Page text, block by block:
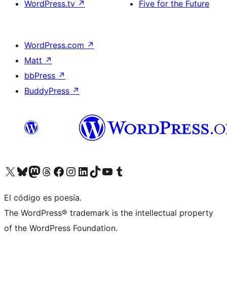
WordPress.tv ↗
Five for the Future
WordPress.com ↗
Matt ↗
bbPress ↗
BuddyPress ↗
Visita nuestra cuenta de X (anteriormente Twitter)
Visita nuestra cuenta de Bluesky
Visita nuestra cuenta de Mastodon
Visita nuestra cuenta de Threads
Visita nuestra página de Facebook
Visita nuestra cuenta de Instagram
Visita nuestra cuenta de LinkedIn
Visita nuestra cuenta de TikTok
Visita nuestro canal de YouTube
Visita nuestra cuenta de Tumblr
El código es poesía.
The WordPress® trademark is the intellectual property
of the WordPress Foundation.